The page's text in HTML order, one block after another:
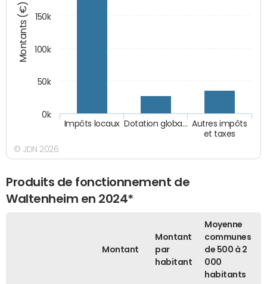
Montants (€)
Autres impôts
et taxes
Dotation globa…
Impôts locaux
0k
50k
100k
150k
© JDN 2026
Produits de fonctionnement de
Waltenheim en 2024*
Montant
Montant
par
habitant
Moyenne
communes
de 500 à 2
000
habitants